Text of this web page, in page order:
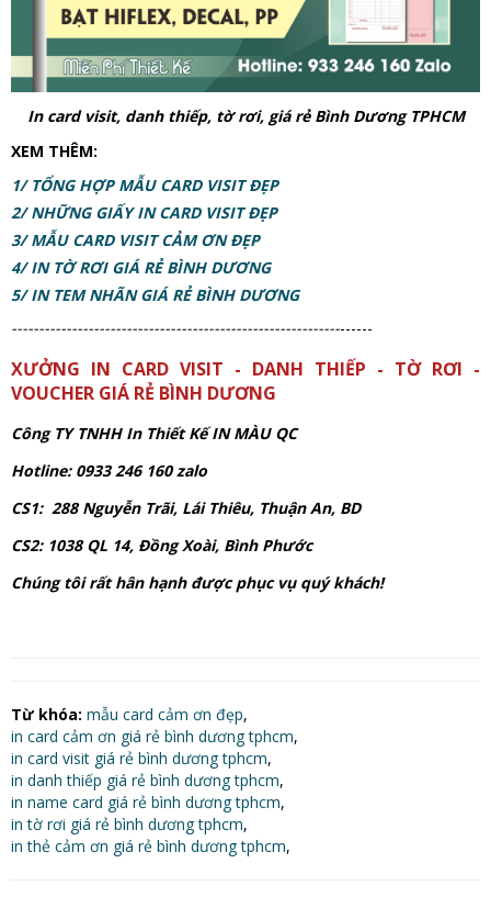
In card visit, danh thiếp, tờ rơi, giá rẻ Bình Dương TPHCM
XEM THÊM:
1/ TỔNG HỢP MẪU CARD VISIT ĐẸP
2/ NHỮNG GIẤY IN CARD VISIT ĐẸP
3/ MẪU CARD VISIT CẢM ƠN ĐẸP
4/ IN TỜ RƠI GIÁ RẺ BÌNH DƯƠNG
5/ IN TEM NHÃN GIÁ RẺ BÌNH DƯƠNG
------------------------------------------------------------------
XƯỞNG IN CARD VISIT - DANH THIẾP - TỜ RƠI -
VOUCHER GIÁ RẺ BÌNH DƯƠNG
Công TY TNHH In Thiết Kế IN MÀU QC
Hotline: 0933 246 160 zalo
CS1: 288 Nguyễn Trãi, Lái Thiêu, Thuận An, BD
CS2: 1038 QL 14, Đồng Xoài, Bình Phước
Chúng tôi rất hân hạnh được phục vụ quý khách!
Từ khóa: mẫu card cảm ơn đẹp,
in card cảm ơn giá rẻ bình dương tphcm,
in card visit giá rẻ bình dương tphcm,
in danh thiếp giá rẻ bình dương tphcm,
in name card giá rẻ bình dương tphcm,
in tờ rơi giá rẻ bình dương tphcm,
in thẻ cảm ơn giá rẻ bình dương tphcm,